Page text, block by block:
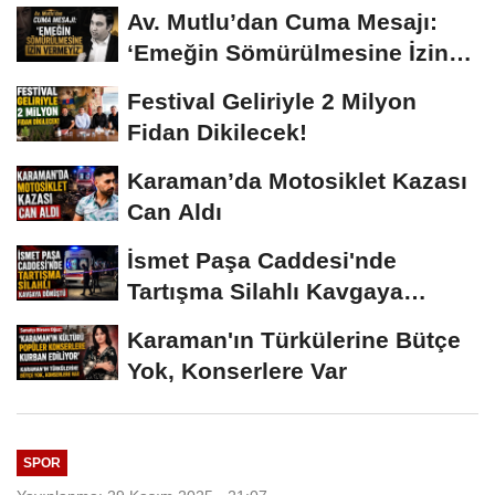
Av. Mutlu’dan Cuma Mesajı:
‘Emeğin Sömürülmesine İzin
Festival Geliriyle 2 Milyon
Fidan Dikilecek!
Karaman’da Motosiklet Kazası
Can Aldı
İsmet Paşa Caddesi'nde
Tartışma Silahlı Kavgaya
Karaman'ın Türkülerine Bütçe
Yok, Konserlere Var
SPOR